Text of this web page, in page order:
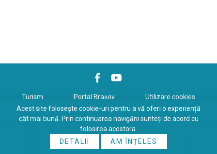
Turism Portal Braşov Utilizare cookies
Politică de confidenţialitate
Copyrights © 2026 All Rights Reserved. Powered by
Online
Acest site folosește cookie-uri pentru a vă oferi o experiență
cât mai bună. Prin continuarea navigării sunteți de acord cu
folosirea acestora.
DETALII
AM ÎNȚELES